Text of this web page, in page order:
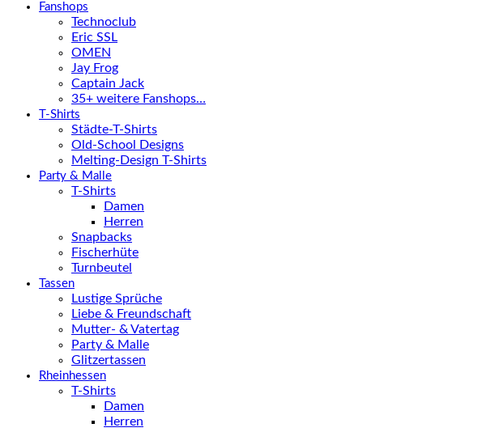
Fanshops
Technoclub
Eric SSL
OMEN
Jay Frog
Captain Jack
35+ weitere Fanshops…
T-Shirts
Städte-T-Shirts
Old-School Designs
Melting-Design T-Shirts
Party & Malle
T-Shirts
Damen
Herren
Snapbacks
Fischerhüte
Turnbeutel
Tassen
Lustige Sprüche
Liebe & Freundschaft
Mutter- & Vatertag
Party & Malle
Glitzertassen
Rheinhessen
T-Shirts
Damen
Herren